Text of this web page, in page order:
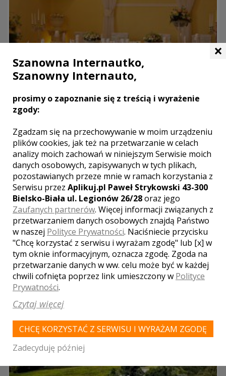
ŁONIÓW
LEŚNY DWOREK W CISOWIE
DWÓR NA WICHROWYM WZGÓRZU
×
Szanowna Internautko,
Szanowny Internauto,
prosimy o zapoznanie się z treścią i wyrażenie
zgody:
Zgadzam się na przechowywanie w moim urządzeniu
plików cookies, jak też na przetwarzanie w celach
analizy moich zachowań w niniejszym Serwisie moich
danych osobowych, zapisywanych w tych plikach,
pozostawianych przeze mnie w ramach korzystania z
Serwisu przez Aplikuj.pl Paweł Strykowski 43-300
Bielsko-Biała ul. Legionów 26/28oraz jego
Zaufanych partnerów. Więcej informacji związanych z
przetwarzaniem danych osobowych znajdą Państwo
w naszej Polityce Prywatności. Naciśniecie przycisku
"Chcę korzystać z serwisu i wyrażam zgodę" lub [x] w
tym oknie informacyjnym, oznacza zgodę. Zgoda na
przetwarzanie danych w ww. celu może być w każdej
chwili cofnięta poprzez link umieszczony w Polityce
Prywatności.
Czytaj więcej
CHCĘ KORZYSTAĆ Z SERWISU I WYRAŻAM ZGODĘ
Zadecyduję później